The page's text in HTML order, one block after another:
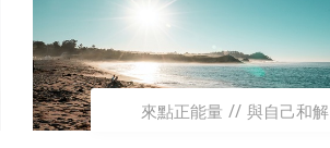
來點正能量 與自己和解